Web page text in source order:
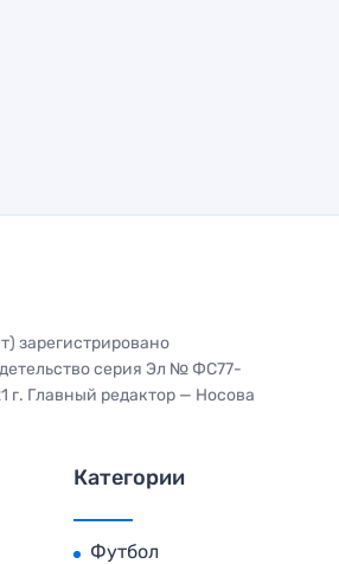
зарегистрировано
серия Эл № ФС77-
г. Главный редактор — Носова
Категории
Футбол